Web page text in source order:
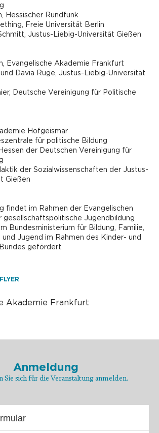
Hessischer Rundfunk
Freie Universität Berlin
Justus-Liebig-Universität Gießen
Evangelische Akademie Frankfurt
Davia Ruge, Justus-Liebig-Universität
Deutsche Vereinigung für Politische
Hofgeismar
für politische Bildung
der Deutschen Vereinigung für
der Sozialwissenschaften der Justus-
Gießen
findet im Rahmen der Evangelischen
gesellschaftspolitische Jugendbildung
Bundesministerium für Bildung, Familie,
und Jugend im Rahmen des Kinder- und
gefördert.
Anmeldung
Sie sich für die Veranstaltung anmelden.